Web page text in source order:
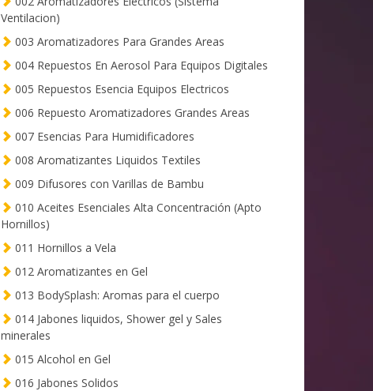
Ventilacion)
003 Aromatizadores Para Grandes Areas
004 Repuestos En Aerosol Para Equipos Digitales
005 Repuestos Esencia Equipos Electricos
006 Repuesto Aromatizadores Grandes Areas
007 Esencias Para Humidificadores
008 Aromatizantes Liquidos Textiles
009 Difusores con Varillas de Bambu
010 Aceites Esenciales Alta Concentración (Apto
Hornillos)
011 Hornillos a Vela
012 Aromatizantes en Gel
013 BodySplash: Aromas para el cuerpo
014 Jabones liquidos, Shower gel y Sales
minerales
015 Alcohol en Gel
016 Jabones Solidos